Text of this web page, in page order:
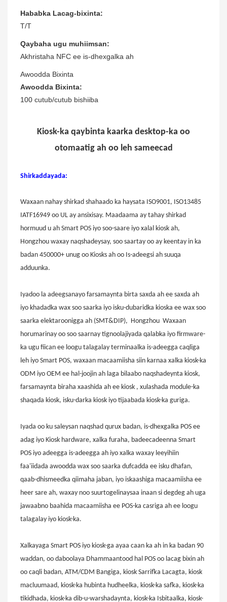
Hababka Lacag-bixinta:
T/T
Qaybaha ugu muhiimsan:
Akhristaha NFC ee is-dhexgalka ah
Awoodda Bixinta
Awoodda Bixinta:
100 cutub/cutub bishiiba
Kiosk-ka qaybinta kaarka desktop-ka oo
otomaatig ah oo leh sameecad
Shirkaddayada:
Waxaan nahay shirkad shahaado ka haysata ISO9001, ISO13485
IATF16949 oo UL ay ansixisay. Maadaama ay tahay shirkad
hormuud u ah Smart POS iyo soo-saare iyo xalal kiosk ah,
Hongzhou waxay naqshadeysay, soo saartay oo ay keentay in ka
badan 450000+ unug oo Kiosks ah oo Is-adeegsi ah suuqa
adduunka.
Iyadoo la adeegsanayo farsamaynta birta saxda ah ee saxda ah
iyo khadadka wax soo saarka iyo isku-dubaridka kioska ee wax soo
saarka elektaroonigga ah (SMT&DIP), Hongzhou Waxaan
horumarinay oo soo saarnay tignoolajiyada qalabka iyo firmware-
ka ugu fiican ee loogu talagalay terminaalka is-adeegga caqliga
leh iyo Smart POS, waxaan macaamiisha siin karnaa xalka kiosk-ka
ODM iyo OEM ee hal-joojin ah laga bilaabo naqshadeynta kiosk,
farsamaynta biraha xaashida ah ee kiosk , xulashada module-ka
shaqada kiosk, isku-darka kiosk iyo tijaabada kiosk-ka guriga.
Iyada oo ku saleysan naqshad qurux badan, is-dhexgalka POS ee
adag iyo Kiosk hardware, xalka furaha, badeecadeenna Smart
POS iyo adeegga is-adeegga ah iyo xalka waxay leeyihiin
faa'iidada awoodda wax soo saarka dufcadda ee isku dhafan,
qaab-dhismeedka qiimaha jaban, iyo iskaashiga macaamiisha ee
heer sare ah, waxay noo suurtogelinaysaa inaan si degdeg ah uga
jawaabno baahida macaamiisha ee POS-ka casriga ah ee loogu
talagalay iyo kiosk-ka.
Xalkayaga Smart POS iyo kiosk-ga ayaa caan ka ah in ka badan 90
waddan, oo daboolaya Dhammaantood hal POS oo lacag bixin ah
oo caqli badan, ATM/CDM Bangiga, kiosk Sarrifka Lacagta, kiosk
macluumaad, kiosk-ka hubinta hudheelka, kiosk-ka safka, kiosk-ka
tikidhada, kiosk-ka dib-u-warshadaynta, kiosk-ka Isbitaalka, kiosk-